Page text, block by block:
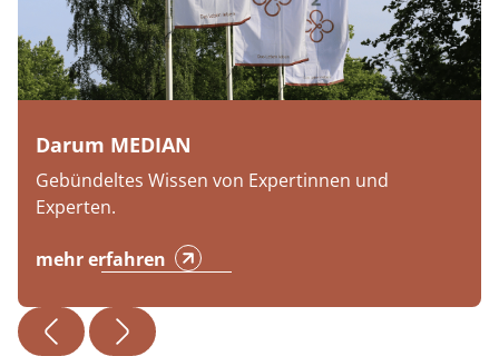
Darum MEDIAN
Gebündeltes Wissen von Expertinnen und
Experten.
mehr erfahren